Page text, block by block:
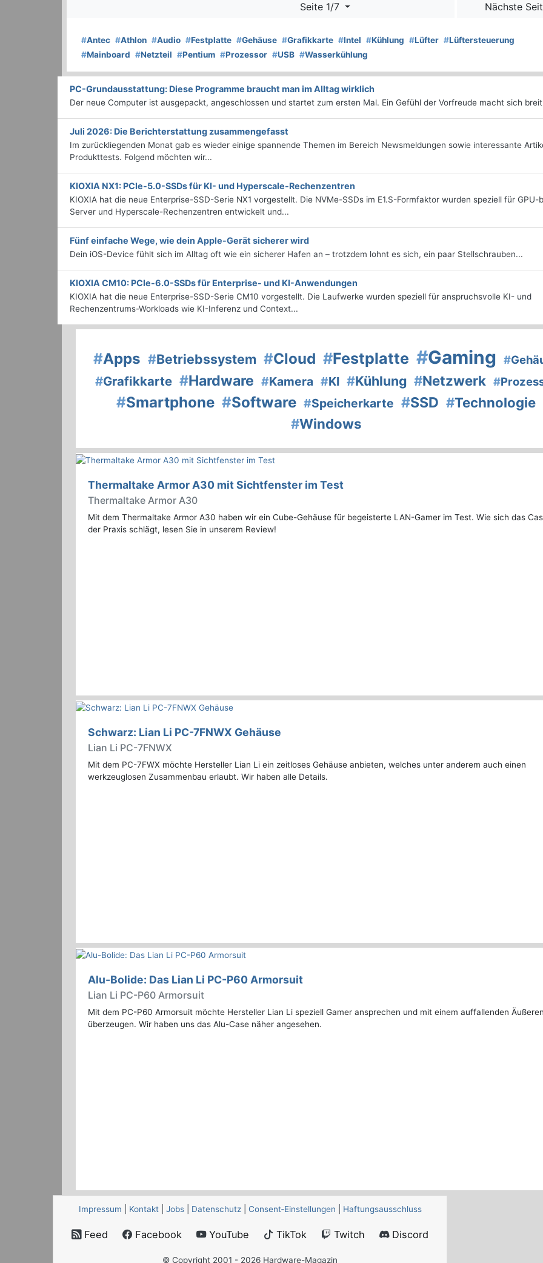
Seite 1/7 Nächste
#Antec #Athlon #Audio #Festplatte #Gehäuse #Grafikkarte #Intel #Kühlung #Lüfter #Lüftersteuerung
#Mainboard #Netzteil #Pentium #Prozessor #USB #Wasserkühlung
PC-Grundausstattung: Diese Programme braucht man im Alltag wirklich
Der neue Computer ist ausgepackt, angeschlossen und startet zum ersten Mal. Ein Gefühl der Vorfreude macht sich
Juli 2026: Die Bericht­erstattung zusammengefasst
Im zurückliegenden Monat gab es wieder einige spannende Themen im Bereich Newsmeldungen sowie interessante
Produkttests. Folgend möchten wir...
KIOXIA NX1: PCIe-5.0-SSDs für KI- und Hyperscale-Rechenzentren
KIOXIA hat die neue Enterprise-SSD-Serie NX1 vorgestellt. Die NVMe-SSDs im E1.S-Formfaktor wurden speziell für GPU-
Server und Hyperscale-Rechenzentren entwickelt und...
Fünf einfache Wege, wie dein Apple-Gerät sicherer wird
Dein iOS-Device fühlt sich im Alltag oft wie ein sicherer Hafen an – trotzdem lohnt es sich, ein paar Stellschrauben...
KIOXIA CM10: PCIe-6.0-SSDs für Enterprise- und KI-Anwendungen
KIOXIA hat die neue Enterprise-SSD-Serie CM10 vorgestellt. Die Laufwerke wurden speziell für anspruchsvolle KI- und
Rechenzentrums-Workloads wie KI-Inferenz und Context...
#Apps #Betriebssystem #Cloud #Festplatte #Gaming #
#Grafikkarte #Hardware #Kamera #KI #Kühlung #Netzwerk #
#Smartphone #Software #Speicherkarte #SSD #Technologie
#Windows
Thermaltake Armor A30 mit Sichtfenster im Test
Thermaltake Armor A30
Mit dem Thermaltake Armor A30 haben wir ein Cube-Gehäuse für begeisterte LAN-Gamer im Test. Wie sich das
der Praxis schlägt, lesen Sie in unserem Review!
Schwarz: Lian Li PC-7FNWX Gehäuse
Lian Li PC-7FNWX
Mit dem PC-7FWX möchte Hersteller Lian Li ein zeitloses Gehäuse anbieten, welches unter anderem auch einen
werkzeuglosen Zusammenbau erlaubt. Wir haben alle Details.
Alu-Bolide: Das Lian Li PC-P60 Armorsuit
Lian Li PC-P60 Armorsuit
Mit dem PC-P60 Armorsuit möchte Hersteller Lian Li speziell Gamer ansprechen und mit einem auffallenden
überzeugen. Wir haben uns das Alu-Case näher angesehen.
Impressum Kontakt| Jobs| Datenschutz| Consent‑Einstellungen Haftungsausschluss
Feed Facebook YouTube TikTok Twitch Discord
© Copyright 2001 - 2026 Hardware-Magazin